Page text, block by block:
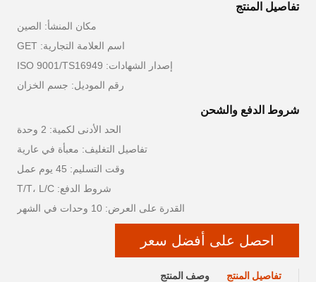
تفاصيل المنتج
مكان المنشأ: الصين
اسم العلامة التجارية: GET
إصدار الشهادات: ISO 9001/TS16949
رقم الموديل: جسم الخزان
شروط الدفع والشحن
الحد الأدنى لكمية: 2 وحدة
تفاصيل التغليف: معبأة في عارية
وقت التسليم: 45 يوم عمل
شروط الدفع: T/T، L/C
القدرة على العرض: 10 وحدات في الشهر
احصل على أفضل سعر
تفاصيل المنتج وصف المنتج